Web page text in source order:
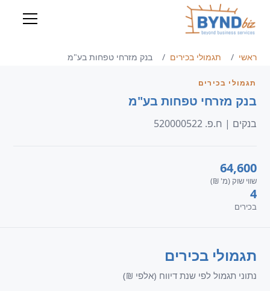
ראשי תגמולי בכירים בנק מזרחי טפחות בע"מ
תגמולי בכירים
בנק מזרחי טפחות בע"מ
בנקים | ח.פ. 520000522
64,600
שווי שוק (מ' ₪)
4
בכירים
תגמולי בכירים
נתוני תגמול לפי שנת דיווח (אלפי ₪)